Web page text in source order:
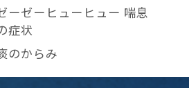
ーゼーヒューヒュー 喘息
症状
のからみ